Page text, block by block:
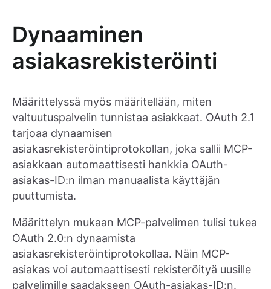
Dynaaminen
asiakasrekisteröinti
Määrittelyssä myös määritellään, miten
valtuutuspalvelin tunnistaa asiakkaat. OAuth 2.1
tarjoaa dynaamisen
asiakasrekisteröintiprotokollan, joka sallii MCP-
asiakkaan automaattisesti hankkia OAuth-
asiakas-ID:n ilman manuaalista käyttäjän
puuttumista.
Määrittelyn mukaan MCP-palvelimen tulisi tukea
OAuth 2.0:n dynaamista
asiakasrekisteröintiprotokollaa. Näin MCP-
asiakas voi automaattisesti rekisteröityä uusille
palvelimille saadakseen OAuth-asiakas-ID:n.